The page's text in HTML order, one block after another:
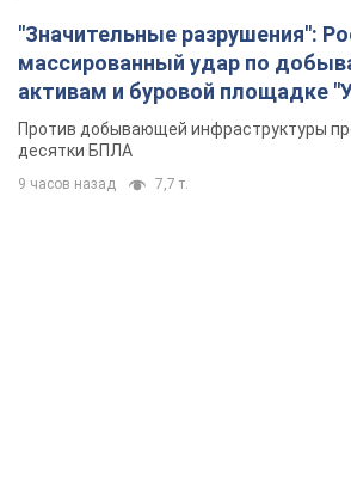
"Значительные разрушения":
массированный удар по
активам и буровой площадке
Против добывающей инфраструктуры
десятки БПЛА
9 часов назад 7,7 т.